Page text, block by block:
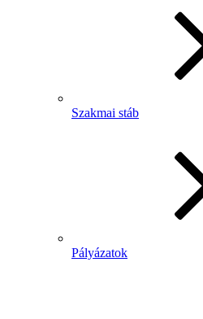
Szakmai stáb
Pályázatok